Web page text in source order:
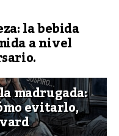
la bebida
a nivel
madrugada:
evitarlo,